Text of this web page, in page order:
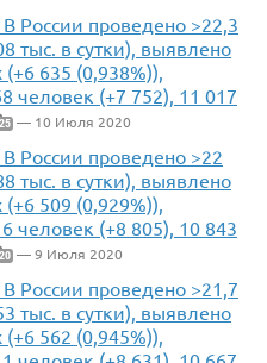
России проведено >22,3
тыс. в сутки), выявлено
635 (0,938%)),
человек (+7 752), 11 017
25 — 10 Июля 2020
России проведено >22
тыс. в сутки), выявлено
509 (0,929%)),
человек (+8 805), 10 843
20 — 9 Июля 2020
России проведено >21,7
тыс. в сутки), выявлено
562 (0,945%)),